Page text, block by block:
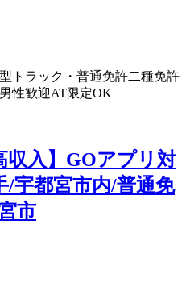
トラック・普通免許二種免許
性歓迎AT限定OK
収入】GOアプリ対
/宇都宮市内/普通免
市